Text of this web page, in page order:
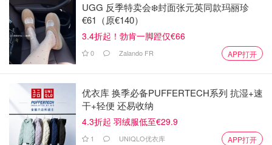
UGG 反季特卖会❄️封面张元英同款玛丽珍
€61（原€140）
3.4折起！勃肯一脚蹬仅€66
0 Zalando FR APP打开
优衣库 换季必备PUFFERTECH系列 抗湿+速
干+轻便 还易收纳
4.3折起 羽绒服低至€29.9
1 UNIQLO优衣库 APP打开